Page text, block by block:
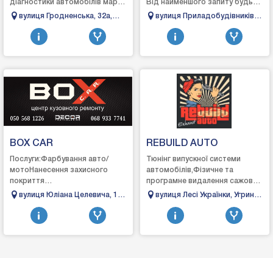
діагностики автомобілів марки
BMW. Ми цінуємо кожного
якої складності ...
вулиця Гродненська, 32a,
Від найменшого запиту будь-
якої послуги СТО, наприклад,
відновлю...
вулиця Приладобудівників,
Ужгород, Закарпатська
область
BOX CAR
Послуги:Фарбування авто/
мотоНанесення захисного
покриття
"RAPTOR"Фарбування
(сколи, царапини,
потертості)РихтовкаПайкаОбро...
вулиця Юліана Целевича, 18,
Івано-Франківськ, Івано-
Франківська область
REBUILD AUTO
Тюнінг випускної системи
автомобілів,Фізичне та
програмне видалення сажових
фільтрів і каталізаторів.Ремон
глушниківКомп'ютерна
діагностика
вулиця Лесі Українки, Угринів,
Івано-Франківська область